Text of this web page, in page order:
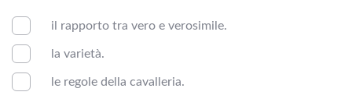
Settecento
Duecento
il rapporto tra vero e verosimile.
la varietà.
le regole della cavalleria.